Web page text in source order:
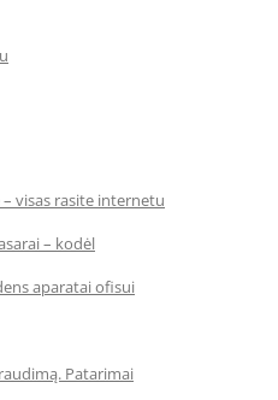
visas rasite internetu
– kodėl
aparatai ofisui
Patarimai